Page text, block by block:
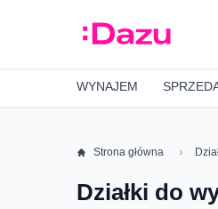
WYNAJEM
Strona główna
Działki do